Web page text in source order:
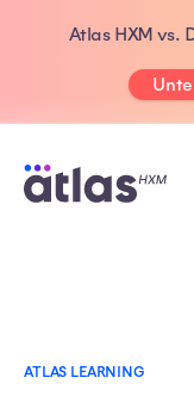
Atlas HXM vs.
ATLAS LEARNING